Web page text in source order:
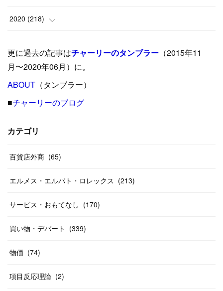
( 5 )
( 15
(24)
(8 )
(17
(12)
(17)
)
(12)
19)
(13
(14)
(35)
(33 )
(26)
27)
(29
(24)
(26
(37)
(31)
(31)
31
(26
(20)
(14
(46
(9)
(39)
( 23)
40
(55
(38)
(20
(31
58)
10
2020 (218)
(24)
( 42)
(33
(46)
(20
更に過去の記事はチャーリーのタンブラー （2015年11
月〜2020年06月）に。
ABOUT （タンブラー）
■チャーリーのブログ
カテゴリ
百貨店外商 (65)
エルメス・エルパト・ロレックス (213)
サービス・おもてなし (170)
買い物・デパート (339)
物価 (74)
項目反応理論 (2)